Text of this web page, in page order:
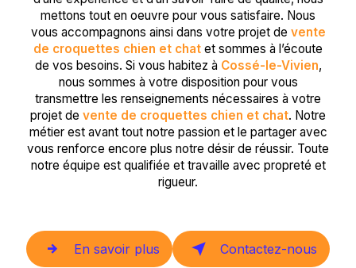
mettons tout en oeuvre pour vous satisfaire. Nous
vous accompagnons ainsi dans votre projet de vente
de croquettes chien et chat et sommes à l’écoute
de vos besoins. Si vous habitez à Cossé-le-Vivien,
nous sommes à votre disposition pour vous
transmettre les renseignements nécessaires à votre
projet de vente de croquettes chien et chat. Notre
métier est avant tout notre passion et le partager avec
vous renforce encore plus notre désir de réussir. Toute
notre équipe est qualifiée et travaille avec propreté et
rigueur.
En savoir plus Contactez-nous